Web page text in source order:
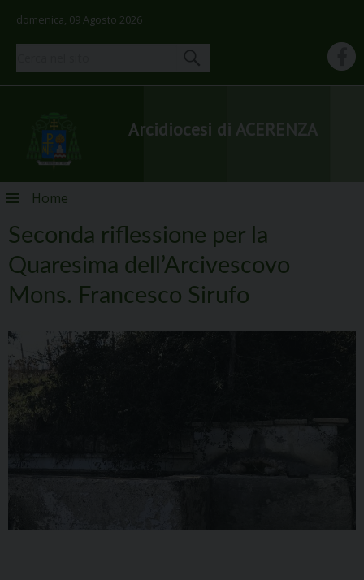
domenica, 09 Agosto 2026
Arcidiocesi di ACERENZA
Skip
content
Home
Seconda riflessione per la
Quaresima dell’Arcivescovo
Mons. Francesco Sirufo